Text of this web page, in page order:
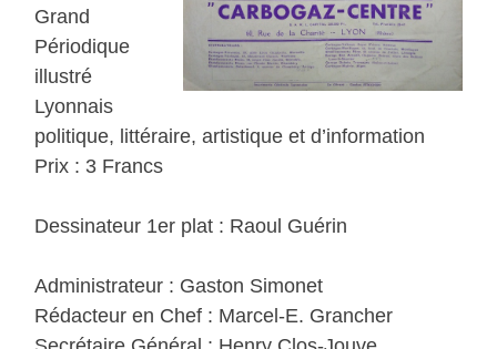
Grand
Périodique
illustré
Lyonnais
politique, littéraire, artistique et d’information
Prix : 3 Francs
Dessinateur 1er plat : Raoul Guérin
Administrateur : Gaston Simonet
Rédacteur en Chef : Marcel-E. Grancher